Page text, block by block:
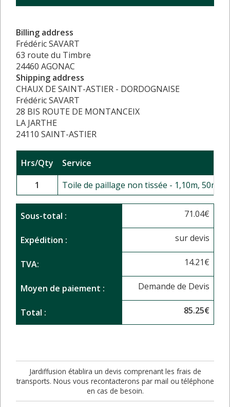
Billing address
Frédéric SAVART
63 route du Timbre
24460 AGONAC
Shipping address
CHAUX DE SAINT-ASTIER - DORDOGNAISE
Frédéric SAVART
28 BIS ROUTE DE MONTANCEIX
LA JARTHE
24110 SAINT-ASTIER
Hrs/Qty Service
1
Toile de paillage non tissée - 1,10m, 50ml
Sous-total : 71.04€
Expédition : sur devis
TVA: 14.21€
Moyen de paiement : Demande de Devis
Total : 85.25€
Jardiffusion établira un devis comprenant les frais de
transports. Nous vous recontacterons par mail ou téléphone
en cas de besoin.